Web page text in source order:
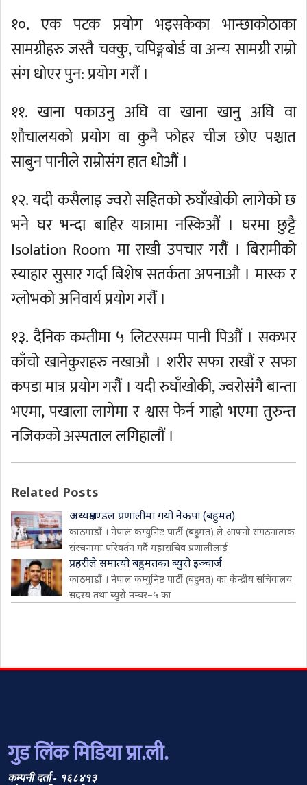
१०. एक पटक प्रयोग भइसकेका भान्छाकोठाका
सामग्रीहरु जस्तै चक्कु, चपिङ्गबोर्ड वा अन्य सामग्री राम्रो
संग धोएर पुन: प्रयोग गरौं ।
११. खाना पकाउनु अघि वा खाना खानु अघि वा
शौचालयको प्रयोग वा कुनै फोहर चीज छोए पश्चात
साबुन पानीले राम्रोसंग हात धोऔं ।
१२. यदी कसैलाइ ज्वरो सहितको रुघाँखोकी लागेको छ
भने घर भन्दा बाहिर यात्रामा नस्किऔं । घरमा छुट्टै
Isolation Room मा राखी उपचार गरौंं । बिरामीको
स्याहार सुसार गर्दा बिशेष सतर्कता अपनाऔ । मास्क र
ग्लोभको अनिवार्य प्रयोग गरौंं ।
१३. दैनिक कम्तीमा ५ लिटरसम्म पानी पिऔं । सकभर
काँचो खानेकुराहरु नखाऔ । शरीर सफा राखौं र सफा
कपडा मात्र प्रयोग गरौंं । यदी रुघाँखोकी, ज्वरोसंगै बान्ता
भएमा, पखाला लागेमा र श्वास फेर्न गाह्रो भएमा तुरुन्त
नजिकको अस्पताल लगिहालौं ।
Related Posts
अध्यक्षमण्डल प्रणालीमा गयो नेकपा (बहुमत)
काठमाडौं । नेपाल कम्युनिष्ट पार्टी (बहुमत) ले आफ्नो संगठनात्मक
संरचनामा परिवर्तन गर्दै महासचिव प्रणालीलाई
प्रहरीले समात्यो बहुमतका ब्युरो इञ्चार्ज
काठमाडौं । नेपाल कम्युनिष्ट पार्टी (बहुमत) का केन्द्रीय सचिवालय
सदस्य तथा ब्युरो नम्बर–५ का
गुड लिंक मिडिया प्रा.ली.
कम्पनी दर्ता - १६८४१३